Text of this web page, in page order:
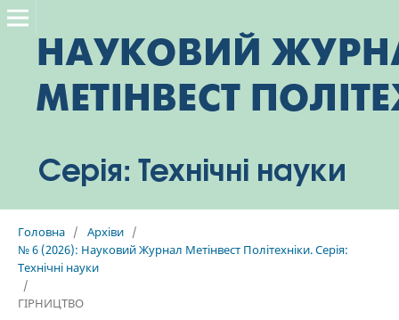
Головна / Архіви /
№ 6 (2026): Науковий Журнал Метінвест Політехніки. Серія:
Технічні науки
/
ГІРНИЦТВО